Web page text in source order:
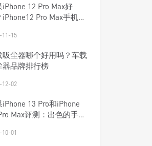
iPhone 12 Pro Max好
iPhone12 Pro Max手机上
11-15
吸尘器哪个好用吗？车载
器品牌排行榜
12-02
iPhone 13 Pro和iPhone
Max评测：出色的手
10-01